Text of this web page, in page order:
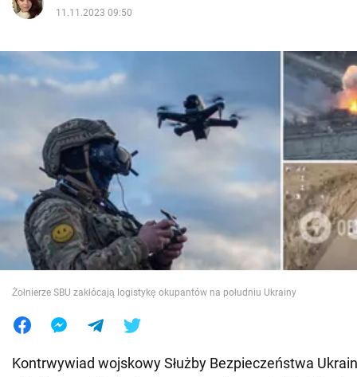
Polityka
Społeczeństwo
Wojna na Ukrainie
Świat
Jedzenie
11.11.2023 09:50
Żołnierze SBU zakłócają logistykę okupantów na południu Ukrainy
Kontrwywiad wojskowy Służby Bezpieczeństwa